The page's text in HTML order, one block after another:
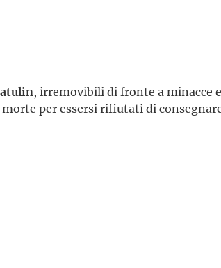
, irremovibili di fronte a minacce
per essersi rifiutati di